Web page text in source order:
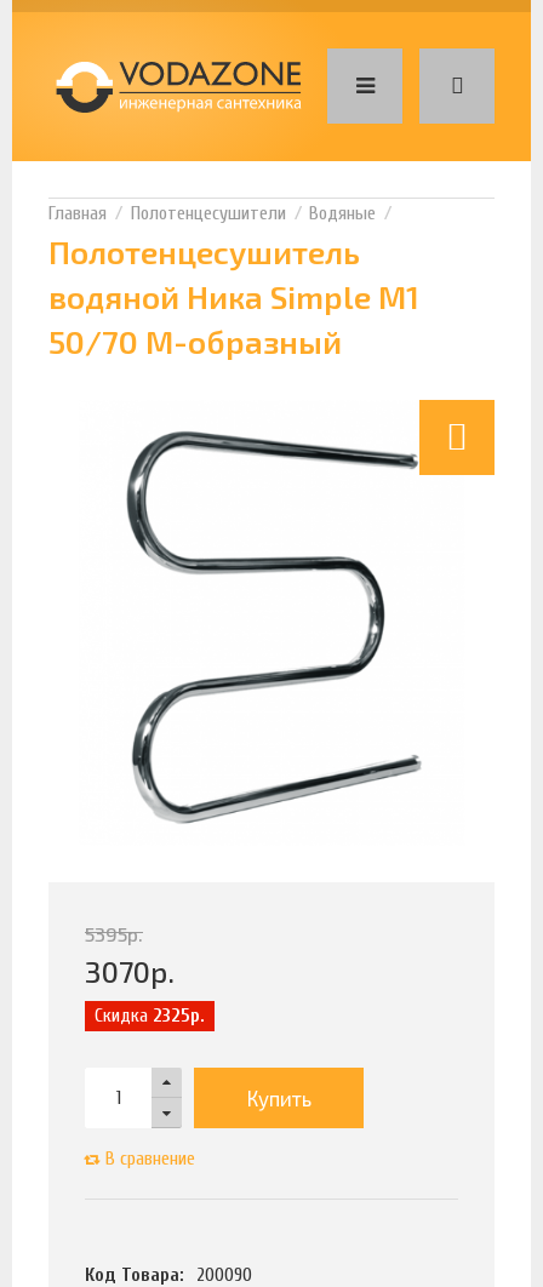
Полотенцесушители Водяные
Полотенцесушитель
водяной Ника Simple М1
50/70 М-образный
5395р.
3070р.
Скидка 2325р.
Купить
В сравнение
Код Товара:
200090